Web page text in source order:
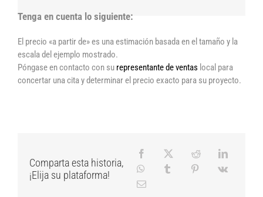
Tenga en cuenta lo siguiente:
El precio «a partir de» es una estimación basada en el tamaño y la
escala del ejemplo mostrado.
Póngase en contacto con su representante de ventas local para
concertar una cita y determinar el precio exacto para su proyecto.
Comparta esta historia,
¡Elija su plataforma!